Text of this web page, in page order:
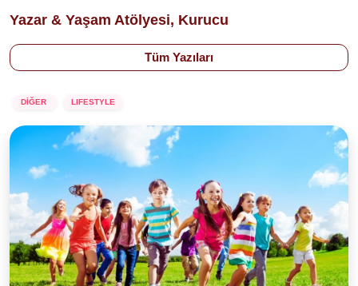
Yazar & Yaşam Atölyesi, Kurucu
Tüm Yazıları
DİĞER LIFESTYLE